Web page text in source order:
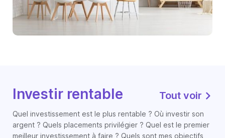
Investir rentable Tout voir
Quel investissement est le plus rentable ? Où investir son
argent ? Quels placements privilégier ? Quel est le premier
meilleur investissement à faire ? Quels sont mes objectifs